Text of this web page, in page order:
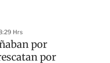
Hrs
por
por